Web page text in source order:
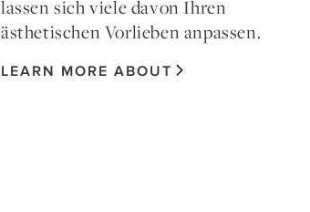
lassen sich viele davon Ihren
ästhetischen Vorlieben anpassen.
LEARN MORE ABOUT